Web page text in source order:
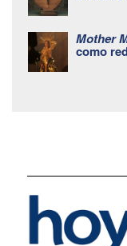
Mother
como